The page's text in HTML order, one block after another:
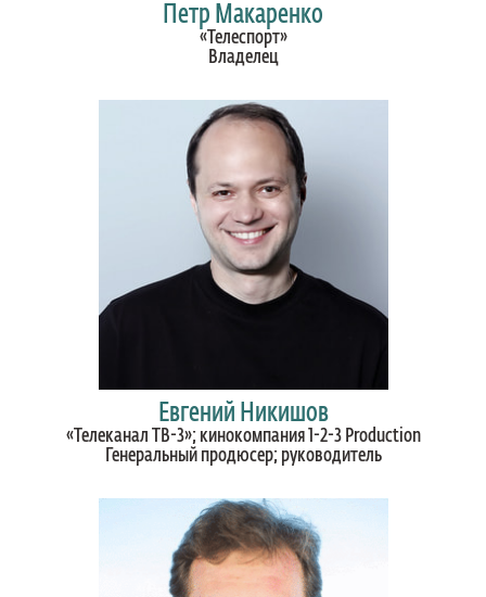
Петр Макаренко
«Телеспорт»
Владелец
Евгений Никишов
«Телеканал ТВ-3»; кинокомпания 1-2-3 Production
Генеральный продюсер; руководитель